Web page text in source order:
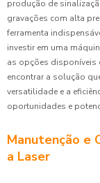
produção de
gravações com alta
ferramenta
investir em uma
as opções disponíveis
encontrar a solução
versatilidade e a
oportunidades e
Manutenção e
a Laser